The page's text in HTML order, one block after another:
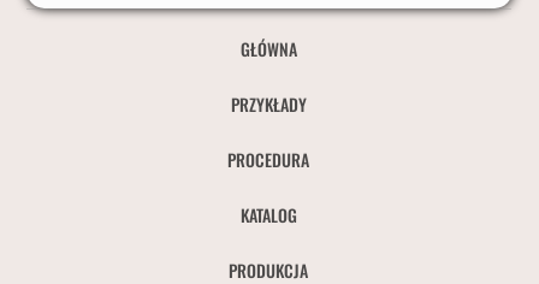
GŁÓWNA
PRZYKŁADY
PROCEDURA
KATALOG
PRODUKCJA